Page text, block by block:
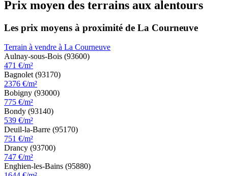
Prix moyen des terrains aux alentours
Les prix moyens à proximité de La Courneuve
Terrain à vendre à La Courneuve
Aulnay-sous-Bois (93600)
471 €/m²
Bagnolet (93170)
2376 €/m²
Bobigny (93000)
775 €/m²
Bondy (93140)
539 €/m²
Deuil-la-Barre (95170)
751 €/m²
Drancy (93700)
747 €/m²
Enghien-les-Bains (95880)